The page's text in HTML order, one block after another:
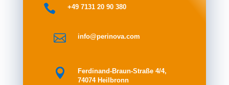
 +49 7131 20 90 380
 info@perinova.com

Ferdinand-Braun-Straße 4/4,
74074 Heilbronn